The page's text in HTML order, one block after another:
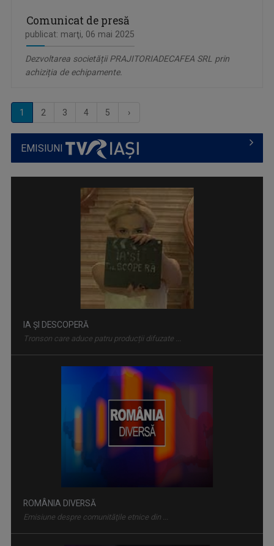
Comunicat de presă
publicat: marţi, 06 mai 2025
Dezvoltarea societății PRAJITORIADECAFEA SRL prin
achiziția de echipamente.
1 2 3 4 5 ›
EMISIUNI
IA ȘI DESCOPERĂ
Tronson care aduce patru producții difuzate ...
ROMÂNIA DIVERSĂ
Emisiune despre comunităţile etnice din ...